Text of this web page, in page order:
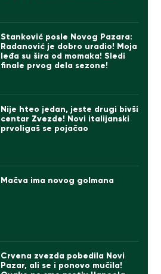
Stanković posle Novog Pazara:
Radanović je dobro uradio! Moja
leđa su šira od momaka! Sledi
finale prvog dela sezone!
Nije hteo jedan, jeste drugi bivši
centar Zvezde! Novi italijanski
prvoligaš se pojačao
Mačva ima novog golmana
Crvena zvezda pobedila Novi
Pazar, ali se i ponovo mučila!